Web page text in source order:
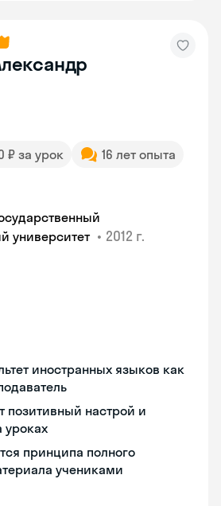
₽ за урок
16 лет опыта
университет • 2012 г.
иностранных языков как
позитивный настрой и
принципа полного
учениками